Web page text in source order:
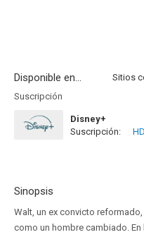
Disponible en...
Suscripción
Disney+
Suscripción:
HD
Sinopsis
Walt, un ex convicto
como un hombre cambiado.